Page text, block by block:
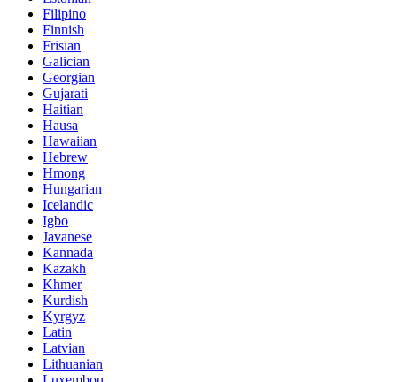
Filipino
Finnish
Frisian
Galician
Georgian
Gujarati
Haitian
Hausa
Hawaiian
Hebrew
Hmong
Hungarian
Icelandic
Igbo
Javanese
Kannada
Kazakh
Khmer
Kurdish
Kyrgyz
Latin
Latvian
Lithuanian